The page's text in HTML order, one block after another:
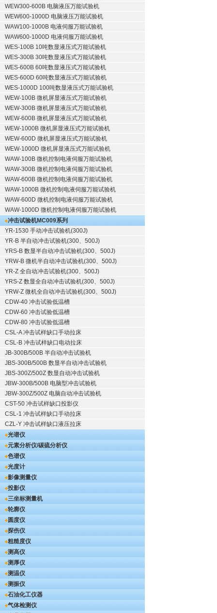
WEW300-600B 电脑液压万能试验机
WEW600-1000D 电脑液压万能试验机
WAW100-1000B 电液伺服万能试验机
WAW600-1000D 电液伺服万能试验机
WES-100B 10吨数显液压式万能试验机
WES-300B 30吨数显液压式万能试验机
WES-600B 60吨数显液压式万能试验机
WES-600D 60吨数显液压式万能试验机
WES-1000D 100吨数显液压式万能试验机
WEW-100B 微机屏显液压式万能试验机
WEW-300B 微机屏显液压式万能试验机
WEW-600B 微机屏显液压式万能试验机
WEW-1000B 微机屏显液压式万能试验机
WEW-600D 微机屏显液压式万能试验机
WEW-1000D 微机屏显液压式万能试验机
WAW-100B 微机控制电液伺服万能试验机
WAW-300B 微机控制电液伺服万能试验机
WAW-600B 微机控制电液伺服万能试验机
WAW-1000B 微机控制电液伺服万能试验机
WAW-600D 微机控制电液伺服万能试验机
WAW-1000D 微机控制电液伺服万能试验机
冲击试验机MC009系列
YR-1530 手动冲击试验机(300J)
YR-B 半自动冲击试验机(300、500J)
YRS-B 数显半自动冲击试验机(300、500J)
YRW-B 微机半自动冲击试验机(300、500J)
YR-Z 全自动冲击试验机(300、500J)
YRS-Z 数显全自动冲击试验机(300、500J)
YRW-Z 微机全自动冲击试验机(300、500J)
CDW-40 冲击试验低温槽
CDW-60 冲击试验低温槽
CDW-80 冲击试验低温槽
CSL-A 冲击试样缺口手动拉床
CSL-B 冲击试样缺口电动拉床
JB-300B/500B 半自动冲击试验机
JBS-300B/500B 数显半自动冲击试验机
JBS-300Z/500Z 数显自动冲击试验机
JBW-300B/500B 电脑型冲击试验机
JBW-300Z/500Z 电脑自动冲击试验机
CST-50 冲击试样缺口投影仪
CSL-1 冲击试样缺口手动拉床
CZL-Y 冲击试样缺口液压拉床
光谱仪
元素分析仪/碳硫分析仪
色谱仪
光度计
影像测量仪
投影仪
三坐标测量机
轮廓仪
圆度仪
探伤仪
粗糙度仪
测高仪
测厚仪
测温仪
测振仪
石油化工仪器
气体检测仪